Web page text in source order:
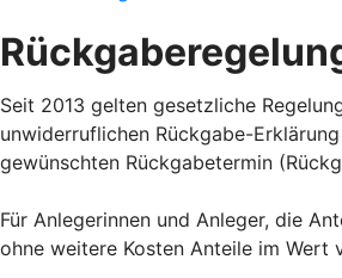
Seit 2013 gelten gesetzliche
unwiderruflichen Rückgabe-
gewünschten Rückgabetermin
Für Anlegerinnen und Anleger, die
ohne weitere Kosten Anteile im Wert